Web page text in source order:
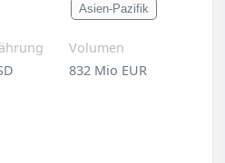
Asien-Pazifik
Volumen
832 Mio EUR